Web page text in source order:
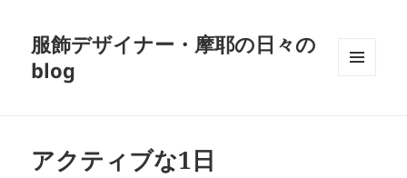
服飾デザイナー・摩耶の日々の
blog
アクティブな1日